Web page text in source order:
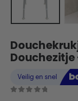
Douchezitje